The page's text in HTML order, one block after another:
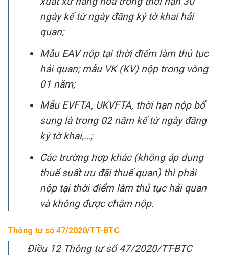
ngày kể từ ngày đăng ký tờ khai hải
quan;
Mẫu EAV nộp tại thời điểm làm thủ tục
hải quan; mẫu VK (KV) nộp trong vòng
01 năm;
Mẫu EVFTA, UKVFTA, thời hạn nộp bổ
sung là trong 02 năm kể từ ngày đăng
ký tờ khai,…;
Các trường hợp khác (không áp dụng
thuế suất ưu đãi thuế quan) thì phải
nộp tại thời điểm làm thủ tục hải quan
và không được chậm nộp.
Thông tư số 47/2020/TT-BTC
Điều 12 Thông tư số 47/2020/TT-BTC